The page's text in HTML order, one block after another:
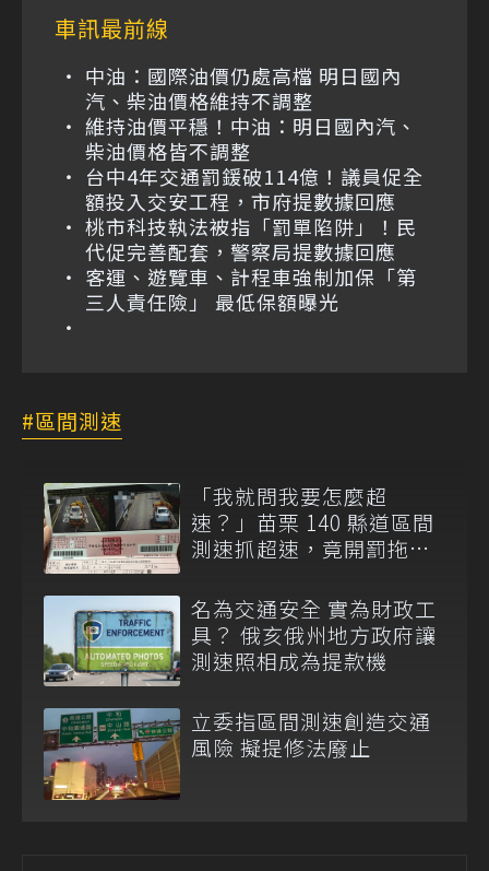
車訊最前線
中油：國際油價仍處高檔 明日國內
汽、柴油價格維持不調整
維持油價平穩！中油：明日國內汽、
柴油價格皆不調整
台中4年交通罰鍰破114億！議員促全
額投入交安工程，市府提數據回應
桃市科技執法被指「罰單陷阱」！民
代促完善配套，警察局提數據回應
客運、遊覽車、計程車強制加保「第
三人責任險」 最低保額曝光
區間測速
「我就問我要怎麼超
速？」苗栗 140 縣道區間
測速抓超速，竟開罰拖吊
名為交通安全 實為財政工
具？ 俄亥俄州地方政府讓
測速照相成為提款機
立委指區間測速創造交通
風險 擬提修法廢止